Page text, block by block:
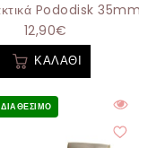
Pododisk 35mm
12,90€
ΚΑΛΆΘΙ